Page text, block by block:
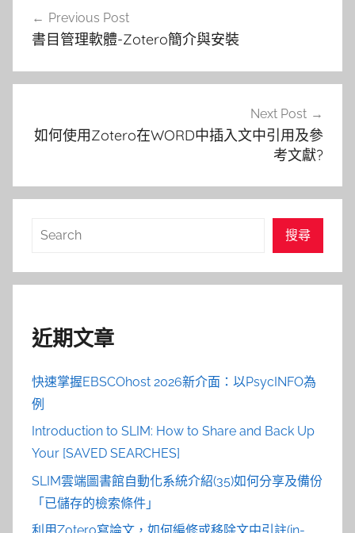
覽
Previous Post
書目管理軟體-Zotero簡介與安裝
Next Post
如何使用Zotero在WORD中插入文中引用及參
考文獻?
搜
搜尋
近期文章
快速掌握EBSCOhost 2026新介面：以PsycINFO為
例
Introduction to SLIM: How to Share and Back Up
Your [SAVED SEARCHES]
SLIM雲端圖書館自動化系統介紹(35)如何分享及備份
「已儲存的檢索條件」